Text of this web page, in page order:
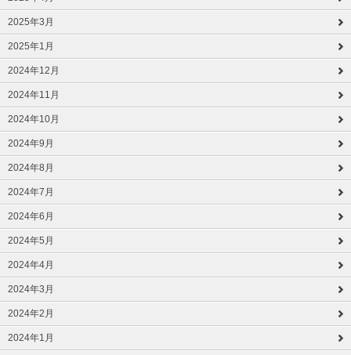
2025年3月
2025年1月
2024年12月
2024年11月
2024年10月
2024年9月
2024年8月
2024年7月
2024年6月
2024年5月
2024年4月
2024年3月
2024年2月
2024年1月